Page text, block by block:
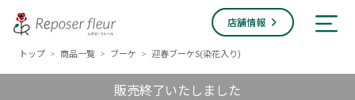
店舗情報
トップ > 商品一覧 > ブーケ > 迎春ブーケS(染花入り)
販売終了いたしました